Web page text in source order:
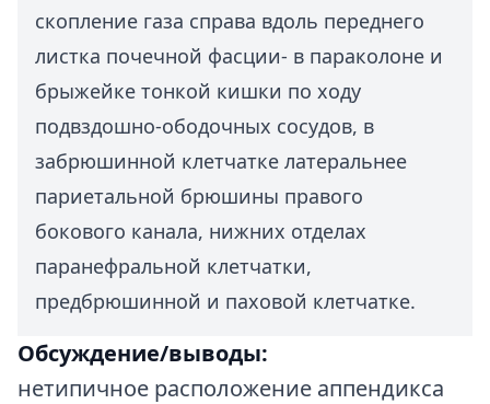
скопление газа справа вдоль переднего
листка почечной фасции- в параколоне и
брыжейке тонкой кишки по ходу
подвздошно-ободочных сосудов, в
забрюшинной клетчатке латеральнее
париетальной брюшины правого
бокового канала, нижних отделах
паранефральной клетчатки,
предбрюшинной и паховой клетчатке.
Обсуждение/выводы:
нетипичное расположение аппендикса